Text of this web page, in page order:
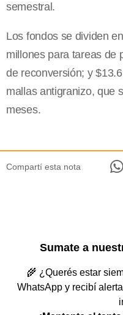
semestral.
Los fondos se dividen
millones para tareas de
de reconversión; y
mallas antigranizo, que
meses.
Compartí esta nota
Sumate a
🌾 ¿Querés estar
WhatsApp y recibí